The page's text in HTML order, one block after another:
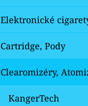
Elektronické
Cartridge, Pody
Clearomizéry,
KangerTech